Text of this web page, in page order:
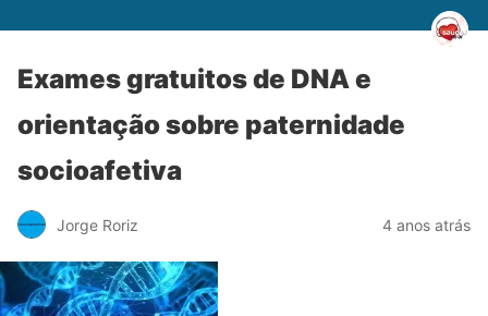
Exames gratuitos de DNA e
orientação sobre paternidade
socioafetiva
Jorge Roriz 4 anos atrás